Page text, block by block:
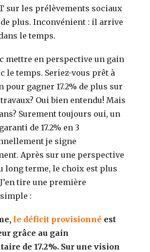
sur les prélèvements sociaux
de plus. Inconvénient : il arrive
le temps.
mettre en perspective un gain
le temps. Seriez-vous prêt à
pour gagner 17.2% de plus sur
Oui bien entendu! Mais
Surement toujours oui, un
de 17.2% en 3
je signe
Après sur une perspective
long terme, le choix est plus
tire une première
:
le déficit provisionné est
grâce au gain
de 17.2%. Sur une vision